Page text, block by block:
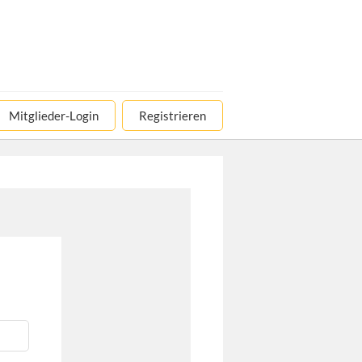
Mitglieder-Login Registrieren